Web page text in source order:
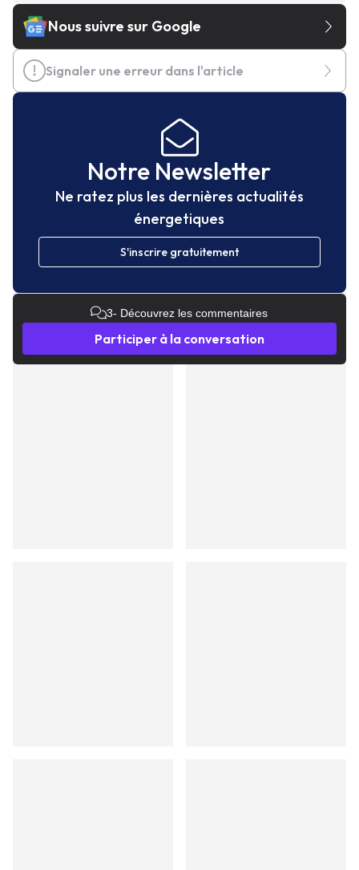
Nous suivre sur Google
Signaler une erreur dans l'article
Notre Newsletter
Ne ratez plus les dernières actualités
énergetiques
S'inscrire gratuitement
3- Découvrez les commentaires
Participer à la conversation